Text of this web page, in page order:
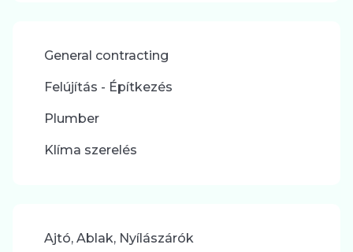
General contracting
Felújítás - Építkezés
Plumber
Klíma szerelés
Ajtó, Ablak, Nyílászárók